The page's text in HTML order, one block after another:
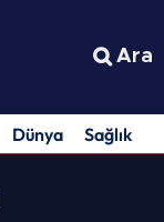
Ara
Dünya Sağlık